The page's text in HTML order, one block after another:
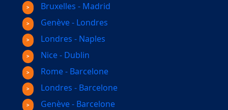
Bruxelles - Madrid
Genève - Londres
Londres - Naples
Nice - Dublin
Rome - Barcelone
Londres - Barcelone
Genève - Barcelone